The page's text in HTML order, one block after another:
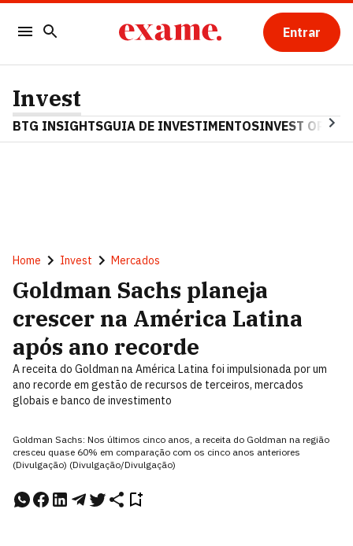
Entrar
Invest
BTG INSIGHTSGUIA DE INVESTIMENTOSINVEST OPINA
Home Invest Mercados
Goldman Sachs planeja
crescer na América Latina
após ano recorde
A receita do Goldman na América Latina foi impulsionada por um
ano recorde em gestão de recursos de terceiros, mercados
globais e banco de investimento
Goldman Sachs: Nos últimos cinco anos, a receita do Goldman na região
cresceu quase 60% em comparação com os cinco anos anteriores
(Divulgação) (Divulgação/Divulgação)